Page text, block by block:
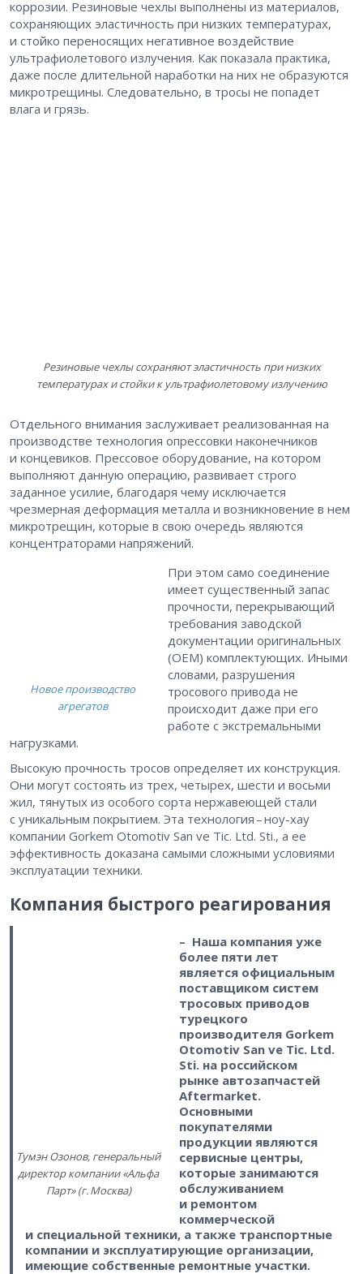
коррозии. Резиновые чехлы выполнены из материалов,
сохраняющих эластичность при низких температурах,
и стойко переносящих негативное воздействие
ультрафиолетового излучения. Как показала практика,
даже после длительной наработки на них не образуются
микротрещины. Следовательно, в тросы не попадет
влага и грязь.
Резиновые чехлы сохраняют эластичность при низких
температурах и стойки к ультрафиолетовому излучению
Отдельного внимания заслуживает реализованная на
производстве технология опрессовки наконечников
и концевиков. Прессовое оборудование, на котором
выполняют данную операцию, развивает строго
заданное усилие, благодаря чему исключается
чрезмерная деформация металла и возникновение в нем
микротрещин, которые в свою очередь являются
концентраторами напряжений.
Новое производство
агрегатов
При этом само соединение
имеет существенный запас
прочности, перекрывающий
требования заводской
документации оригинальных
(OEM) комплектующих. Иными
словами, разрушения
тросового привода не
происходит даже при его
работе с экстремальными
нагрузками.
Высокую прочность тросов определяет их конструкция.
Они могут состоять из трех, четырех, шести и восьми
жил, тянутых из особого сорта нержавеющей стали
с уникальным покрытием. Эта технология – ​ноу-хау
компании Gorkem Otomotiv San ve Tic. Ltd. Sti., а ее
эффективность доказана самыми сложными условиями
эксплуатации техники.
Компания быстрого реагирования
Тумэн Озонов, генеральный
директор компании «Альфа
Парт» (г. Москва)
– Наша компания уже
более пяти лет
является официальным
поставщиком систем
тросовых приводов
турецкого
производителя Gorkem
Otomotiv San ve Tic. Ltd.
Sti. на российском
рынке автозапчастей
Aftermarket.
Основными
покупателями
продукции являются
сервисные центры,
которые занимаются
обслуживанием
и ремонтом
коммерческой
и специальной техники, а также транспортные
компании и эксплуатирующие организации,
имеющие собственные ремонтные участки.